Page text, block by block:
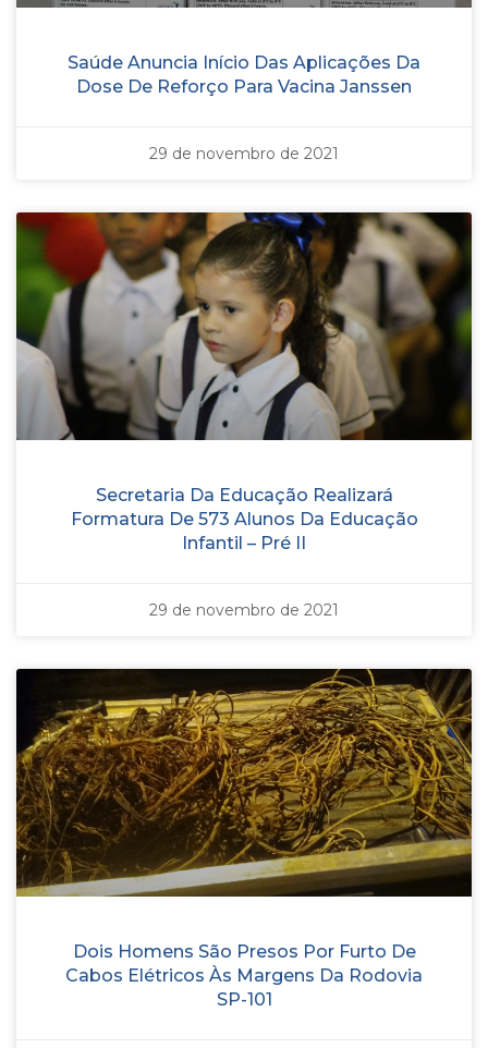
Saúde Anuncia Início Das Aplicações Da
Dose De Reforço Para Vacina Janssen
29 de novembro de 2021
Secretaria Da Educação Realizará
Formatura De 573 Alunos Da Educação
Infantil – Pré II
29 de novembro de 2021
Dois Homens São Presos Por Furto De
Cabos Elétricos Às Margens Da Rodovia
SP-101